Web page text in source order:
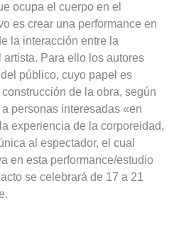
ocupa el cuerpo en el
es crear una performance en
la interacción entre la
Para ello los autores
público, cuyo papel es
de la obra, según
personas interesadas «en
experiencia de la corporeidad,
al espectador, el cual
en esta performance/estudio
se celebrará de 17 a 21